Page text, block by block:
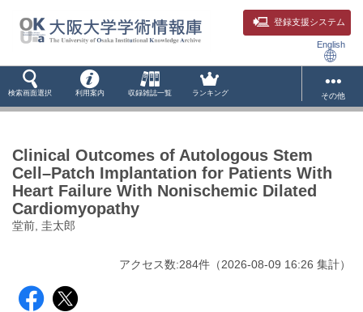
登録支援システム
English
検索画面選択 利用案内 収録雑誌一覧 ランキング その他
Clinical Outcomes of Autologous Stem
Cell–Patch Implantation for Patients With
Heart Failure With Nonischemic Dilated
Cardiomyopathy
堂前, 圭太郎
アクセス数:284件 （2026-08-09 16:26 集計）